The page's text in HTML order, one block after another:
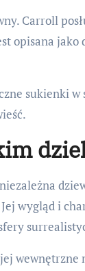
Carroll
opisana jako
sukienki
wygląd i
wewnętrzne